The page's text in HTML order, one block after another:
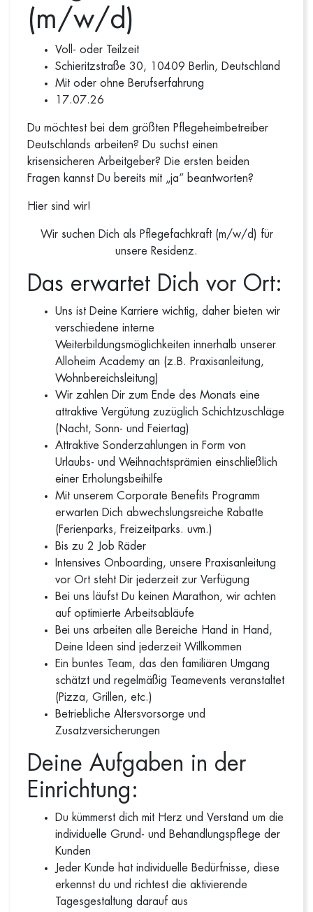
(m/w/d)
Voll- oder Teilzeit
Schieritzstraße 30, 10409 Berlin, Deutschland
Mit oder ohne Berufserfahrung
17.07.26
Du möchtest bei dem größten Pflegeheimbetreiber
Deutschlands arbeiten? Du suchst einen
krisensicheren Arbeitgeber? Die ersten beiden
Fragen kannst Du bereits mit „ja“ beantworten?
Hier sind wir!
Wir suchen Dich als Pflegefachkraft (m/w/d) für
unsere Residenz.
Das erwartet Dich vor Ort:
Uns ist Deine Karriere wichtig, daher bieten wir
verschiedene interne
Weiterbildungsmöglichkeiten innerhalb unserer
Alloheim Academy an (z.B. Praxisanleitung,
Wohnbereichsleitung)
Wir zahlen Dir zum Ende des Monats eine
attraktive Vergütung zuzüglich Schichtzuschläge
(Nacht, Sonn- und Feiertag)
Attraktive Sonderzahlungen in Form von
Urlaubs- und Weihnachtsprämien einschließlich
einer Erholungsbeihilfe
Mit unserem Corporate Benefits Programm
erwarten Dich abwechslungsreiche Rabatte
(Ferienparks, Freizeitparks. uvm.)
Bis zu 2 Job Räder
Intensives Onboarding, unsere Praxisanleitung
vor Ort steht Dir jederzeit zur Verfügung
Bei uns läufst Du keinen Marathon, wir achten
auf optimierte Arbeitsabläufe
Bei uns arbeiten alle Bereiche Hand in Hand,
Deine Ideen sind jederzeit Willkommen
Ein buntes Team, das den familiären Umgang
schätzt und regelmäßig Teamevents veranstaltet
(Pizza, Grillen, etc.)
Betriebliche Altersvorsorge und
Zusatzversicherungen
Deine Aufgaben in der
Einrichtung:
Du kümmerst dich mit Herz und Verstand um die
individuelle Grund- und Behandlungspflege der
Kunden
Jeder Kunde hat individuelle Bedürfnisse, diese
erkennst du und richtest die aktivierende
Tagesgestaltung darauf aus